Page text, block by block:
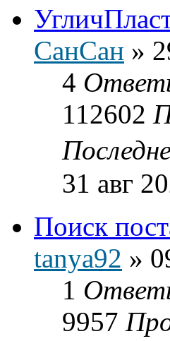
СанСан »
4
112602
31 авг
Поиск
tanya92 »
1
9957